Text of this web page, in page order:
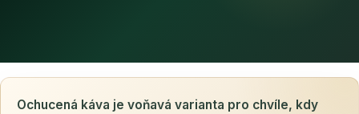
Ochucená káva je voňavá varianta pro chvíle, kdy